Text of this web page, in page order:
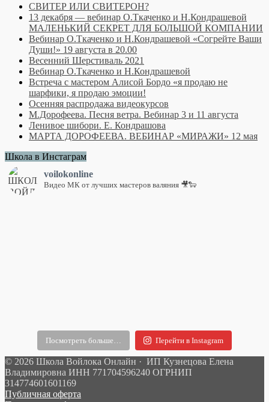
СВИТЕР ИЛИ СВИТЕРОН?
13 декабря — вебинар О.Ткаченко и Н.Кондрашевой
МАЛЕНЬКИЙ СЕКРЕТ ДЛЯ БОЛЬШОЙ КОМПАНИИ
Вебинар О.Ткаченко и Н.Кондрашевой «Согрейте Ваши
Души!» 19 августа в 20.00
Весенний Шерстиваль 2021
Вебинар О.Ткаченко и Н.Кондрашевой
Встреча с мастером Алисой Бордо «я продаю не
шарфики, я продаю эмоции!
Осенняя распродажа видеокурсов
М.Дорофеева. Песня ветра. Вебинар 3 и 11 августа
Ленивое шибори. Е. Кондрашова
МАРТА ДОРОФЕЕВА. ВЕБИНАР «МИРАЖИ» 12 мая
Школа в Инстаграм
voilokonline
Видео МК от лучших мастеров валяния 🎥🐑
Посмотреть больше… Перейти в Instagram
© 2026 Школа Войлока Онлайн · ИП Кузнецова Елена
Владимировна ИНН 771704596240 ОГРНИП
314774601601169
Публичная оферта